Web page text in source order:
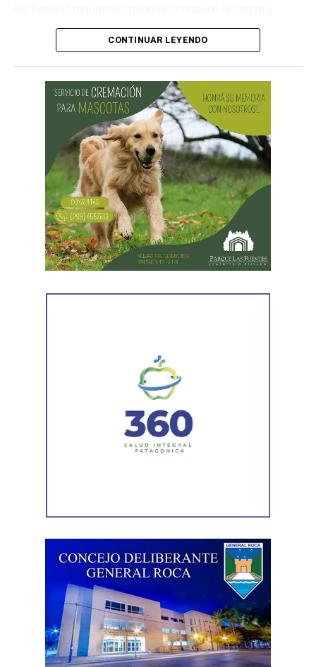
participar de la celebración.
¿Por qué se celebra el Día de las
Infancias?
La conmemoración tiene su origen en una
recomendación realizada por la Organización de las
Naciones Unidas (ONU) en 1954, mediante la cual se
propuso que los países destinaran una jornada para
promover la fraternidad entre niños y niñas y concientizar
sobre su derecho a la salud, la educación y la protección.
En Argentina, esta celebración comenzó a realizarse en
1960 con actividades sociales y culturales destinadas a
promover el bienestar de la niñez en todo el país.
¿Por qué se habla de infancias?
atraviesan niños y niñas. La expresión busca visibilizar
las distintas condiciones sociales, culturales y
económicas, así como las diferentes oportunidades de
acceso a sus derechos.
CONTINUAR LEYENDO